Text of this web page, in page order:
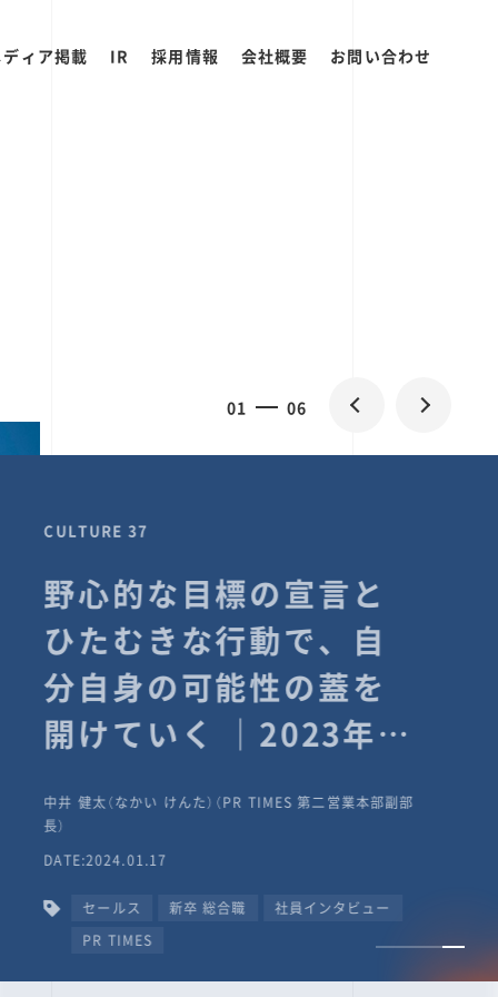
ィア掲載 IR 採用情報 会社概要 お問い合わせ
01 06
CULTURE 37
野心的な目標の宣言と
ひたむきな行動で、自
分自身の可能性の蓋を
開けていく ｜2023年度
タビュー #PR
TIMESな人たち
中井 健太（なかい けんた）（PR TIMES 第二営業本部副部
長）
DATE:2024.01.17
セールス 新卒 総合職
社員インタビュー
PR TIMES